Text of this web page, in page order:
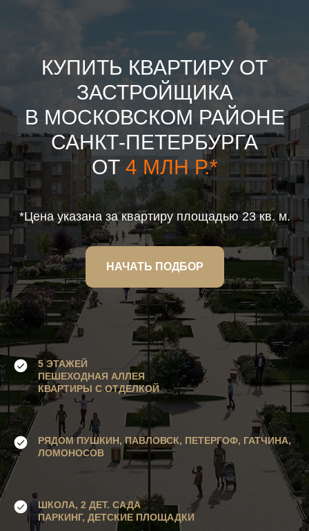
КУПИТЬ КВАРТИРУ ОТ
ЗАСТРОЙЩИКА
В МОСКОВСКОМ РАЙОНЕ
САНКТ-ПЕТЕРБУРГА
ОТ 4 МЛН Р.*
*Цена указана за квартиру площадью 23 кв. м.
НАЧАТЬ ПОДБОР
5 ЭТАЖЕЙ
ПЕШЕХОДНАЯ АЛЛЕЯ
КВАРТИРЫ С ОТДЕЛКОЙ
РЯДОМ ПУШКИН, ПАВЛОВСК, ПЕТЕРГОФ, ГАТЧИНА,
ЛОМОНОСОВ
ШКОЛА, 2 ДЕТ. САДА
ПАРКИНГ, ДЕТСКИЕ ПЛОЩАДКИ